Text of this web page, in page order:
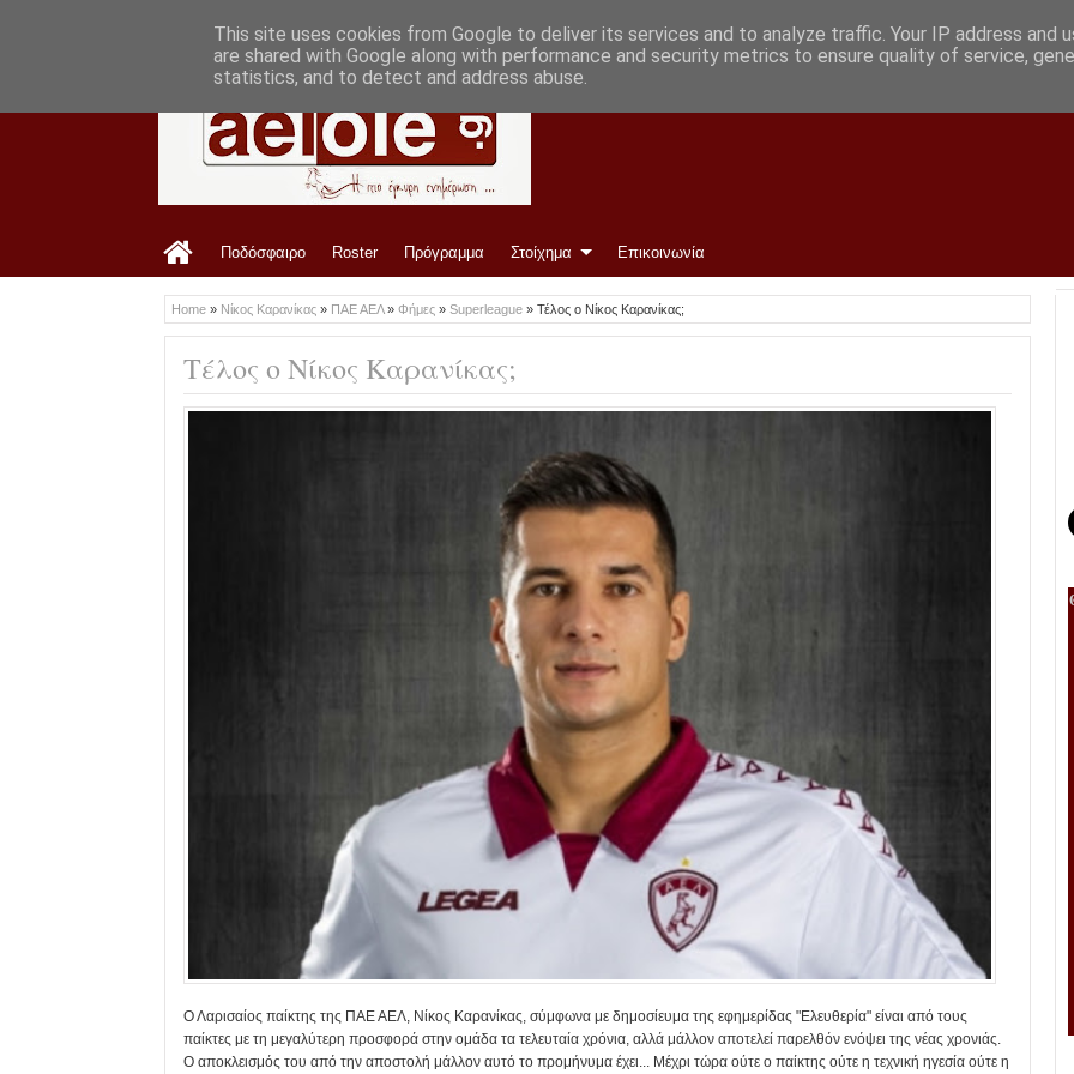
Ποδόσφαιρο Roster Πρόγραμμα Στοίχημα Επικοινωνία
Home » Νίκος Καρανίκας » ΠΑΕ ΑΕΛ» Φήμες » Superleague » Τέλος ο Νίκος Καρανίκας;
Τέλος ο Νίκος Καρανίκας;
Ο Λαρισαίος παίκτης της ΠΑΕ ΑΕΛ, Νίκος Καρανίκας, σύμφωνα με δημοσίευμα της εφημερίδας "Ελευθερία" είναι από τους
παίκτες με τη μεγαλύτερη προσφορά στην ομάδα τα τελευταία χρόνια, αλλά μάλλον αποτελεί παρελθόν ενόψει της νέας χρονιάς.
Ο αποκλεισμός του από την αποστολή μάλλον αυτό το προμήνυμα έχει... Μέχρι τώρα ούτε ο παίκτης ούτε η τεχνική ηγεσία ούτε η
This site uses cookies from Google to deliver its services and to analyze traffic. Your IP address and
are shared with Google along with performance and security metrics to ensure quality of service,
statistics, and to detect and address abuse.